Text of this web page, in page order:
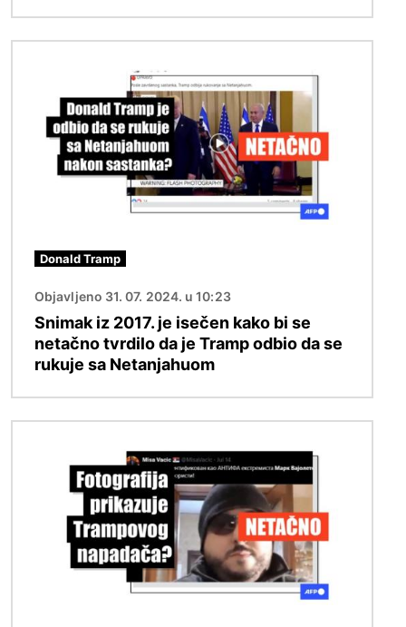
Donald Tramp
Objavljeno 31. 07. 2024. u 10:23
Snimak iz 2017. je isečen kako bi se
netačno tvrdilo da je Tramp odbio da se
rukuje sa Netanjahuom